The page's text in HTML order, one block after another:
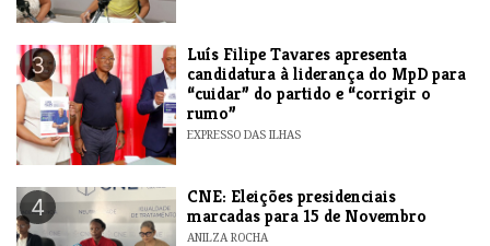
3
Luís Filipe Tavares apresenta
candidatura à liderança do MpD para
“cuidar” do partido e “corrigir o
rumo”
EXPRESSO DAS ILHAS
4
CNE: Eleições presidenciais
marcadas para 15 de Novembro
ANILZA ROCHA